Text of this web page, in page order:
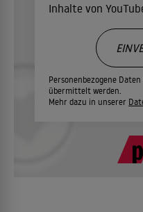
Inhalte von
Personenbezogene
übermittelt werden.
Mehr dazu in unserer